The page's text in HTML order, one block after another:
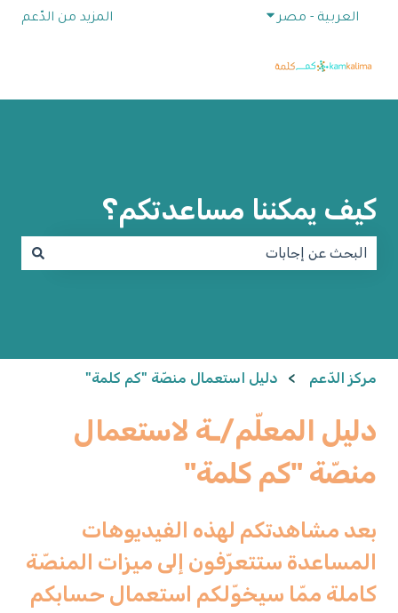
العربية - مصر إظهار القائمة الفرعية للترجماتالمزيد من الدّعم
كيف يمكننا مساعدتكم؟
مركز الدّعم دليل استعمال منصّة "كم كلمة"
دليل المعلّم/ـة لاستعمال
منصّة "كم كلمة"
بعد مشاهدتكم لهذه الفيديوهات
المساعدة ستتعرّفون إلى ميزات المنصّة
كاملة ممّا سيخوّلكم استعمال حسابكم